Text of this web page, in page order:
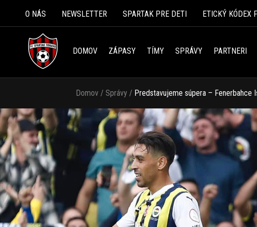
O NÁS NEWSLETTER SPARTAK PRE DETI ETICKÝ KÓDEX
DOMOV ZÁPASY TÍMY SPRÁVY PARTNERI
Domov / Správy / Predstavujeme súpera – Fenerbahce